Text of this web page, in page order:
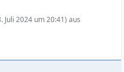
Juli 2024 um 20:41) aus